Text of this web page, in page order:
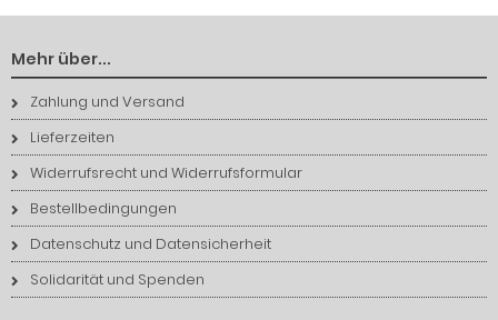
Mehr über...
Zahlung und Versand
Lieferzeiten
Widerrufsrecht und Widerrufsformular
Bestellbedingungen
Datenschutz und Datensicherheit
Solidarität und Spenden